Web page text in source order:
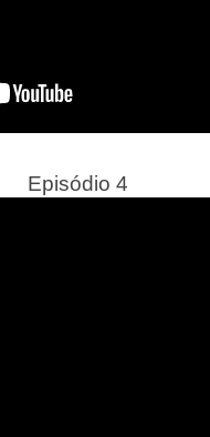
Episódio 4